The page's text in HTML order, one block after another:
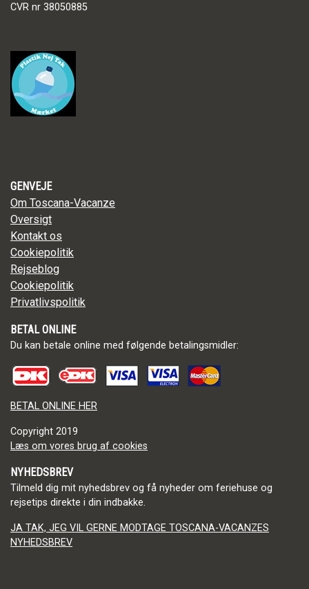
CVR nr 38050885
GENVEJE
Om Toscana-Vacanze
Oversigt
Kontakt os
Cookiepolitik
Rejseblog
Cookiepolitik
Privatlivspolitik
BETAL ONLINE
Du kan betale online med følgende betalingsmidler:
BETAL ONLINE HER
Copyright 2019
Læs om vores brug af cookies
NYHEDSBREV
Tilmeld dig mit nyhedsbrev og få nyheder om feriehuse og
rejsetips direkte i din indbakke.
JA TAK, JEG VIL GERNE MODTAGE TOSCANA-VACANZES
NYHEDSBREV